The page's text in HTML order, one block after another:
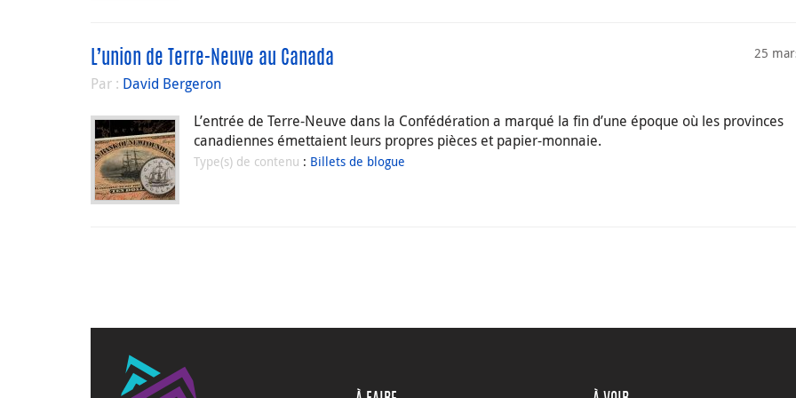
25
L’union de Terre-Neuve au Canada
Par : David Bergeron
L’entrée de Terre-Neuve dans la Confédération a marqué la fin d’une époque où les provinces
canadiennes émettaient leurs propres pièces et papier-monnaie.
Type(s) de contenu : Billets de blogue